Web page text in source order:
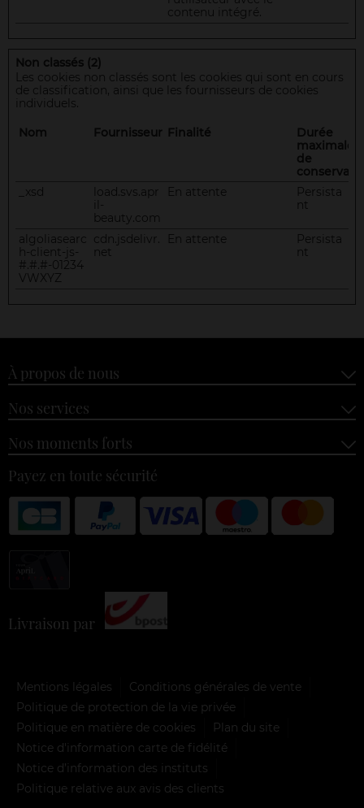
contenu intégré.
Non classés (2)
Les cookies non classés sont les cookies qui sont en cours
de classification, ainsi que les fournisseurs de cookies
individuels.
Nom
Fournisseur Finalité
Durée
maximale
de
_xsd
load.svs.apr
il-
beauty.com
En attente
Persista
nt
algoliasearc
h-client-js-
#.#.#-01234
VWXYZ
cdn.jsdelivr.
net
En attente
Persista
nt
À propos de nous
Nos services
Nos moments forts
Payez en toute sécurité
Livraison par
Mentions légales
Conditions générales de vente
Politique de protection de la vie privée
Politique en matière de cookies
Plan du site
Notice d'information carte de fidélité
Notice d’information des instituts
Politique relative aux avis des clients